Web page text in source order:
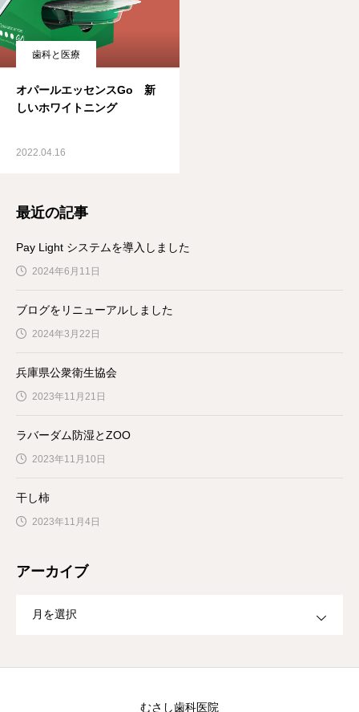
歯科と医療
オパールエッセンスGo 新
しいホワイトニング
2022.04.16
最近の記事
Pay Light システムを導入しました
2024年6月11日
ブログをリニューアルしました
2024年3月22日
兵庫県公衆衛生協会
2023年11月21日
ラバーダム防湿とZOO
2023年11月10日
干し柿
2023年11月4日
アーカイブ
むさし歯科医院